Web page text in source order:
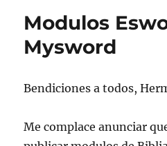
Modulos
Mysword
Bendiciones a todos,
Me complace anunciar